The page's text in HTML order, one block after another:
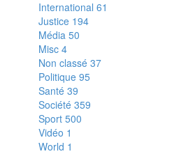
International 61
Justice 194
Média 50
Misc 4
Non classé 37
Politique 95
Santé 39
Société 359
Sport 500
Vidéo 1
World 1